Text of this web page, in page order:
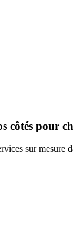
côtés pour
sur mesure